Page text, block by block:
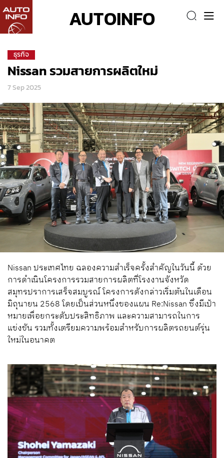
AUTOINFO
ธุรกิจ
Nissan รวมสายการผลิตใหม่
7 Sep 2025
Nissan ประเทศไทย ฉลองความสำเร็จครั้งสำคัญในวันนี้ ด้วย
การดำเนินโครงการรวมสายการผลิตที่โรงงานจังหวัด
สมุทรปราการเสร็จสมบูรณ์ โครงการดังกล่าวเริ่มต้นในเดือน
มิถุนายน 2568 โดยเป็นส่วนหนึ่งของแผน Re:Nissan ซึ่งมีเป้า
หมายเพื่อยกระดับประสิทธิภาพ และความสามารถในการ
แข่งขัน รวมทั้งเตรียมความพร้อมสำหรับการผลิตรถยนต์รุ่น
ใหม่ในอนาคต